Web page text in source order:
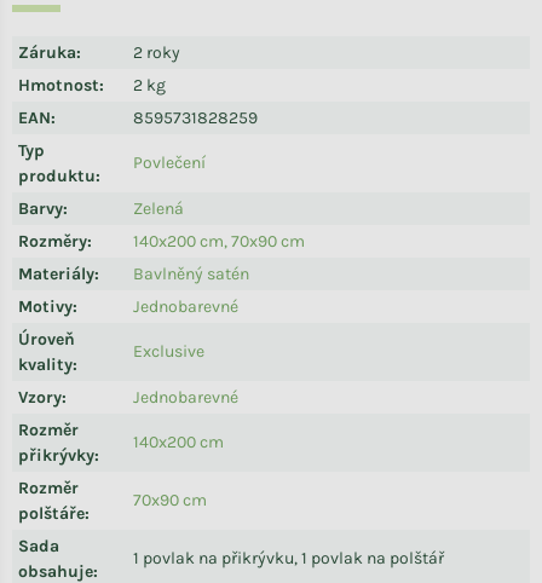
Záruka:
2 roky
Hmotnost:
2 kg
EAN:
8595731828259
Typ
produktu:
Povlečení
Barvy:
Zelená
Rozměry:
140x200 cm, 70x90 cm
Materiály:
Bavlněný satén
Motivy:
Jednobarevné
Úroveň
kvality:
Exclusive
Vzory:
Jednobarevné
Rozměr
přikrývky:
140x200 cm
Rozměr
polštáře:
70x90 cm
Sada
obsahuje:
1 povlak na přikrývku, 1 povlak na polštář